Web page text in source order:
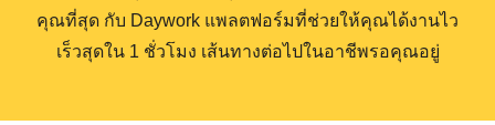
คุณที่สุด กับ Daywork แพลตฟอร์มที่ช่วยให้คุณได้งานไว
เร็วสุดใน 1 ชั่วโมง เส้นทางต่อไปในอาชีพรอคุณอยู่